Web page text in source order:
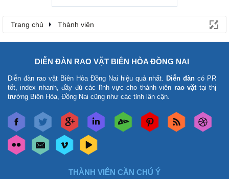
Trang chủ Thành viên
DIỄN ĐÀN RAO VẶT BIÊN HÒA ĐỒNG NAI
Diễn đàn rao vặt Biên Hòa Đồng Nai hiệu quả nhất. Diễn đàn có PR
tốt, index nhanh, đầy đủ các lĩnh vực cho thành viên rao vặttại thị
trường Biên Hòa, Đồng Nai cũng như các tỉnh lân cận.
THÀNH VIÊN CẦN CHÚ Ý